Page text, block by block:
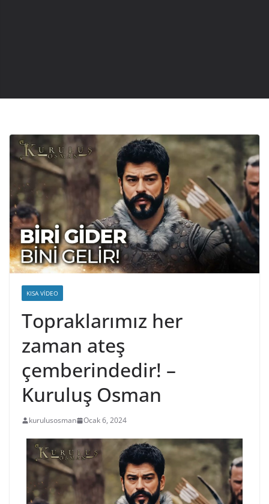
KISA VIDEO
Topraklarımız her
zaman ateş
çemberindedir! –
Kuruluş Osman
kurulusosman Ocak 6, 2024